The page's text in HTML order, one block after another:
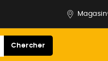
Magasin
Chercher